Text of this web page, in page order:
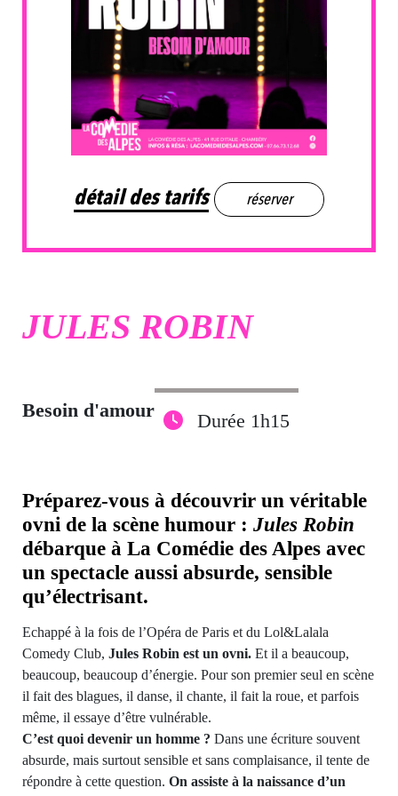
détail des tarifs réserver
JULES ROBIN
Besoin d'amour Durée 1h15
Préparez-vous à découvrir un véritable
ovni de la scène humour : Jules Robin
débarque à La Comédie des Alpes avec
un spectacle aussi absurde, sensible
qu’électrisant.
Echappé à la fois de l’Opéra de Paris et du Lol&Lalala
Comedy Club, Jules Robin est un ovni. Et il a beaucoup,
beaucoup, beaucoup d’énergie. Pour son premier seul en scène
il fait des blagues, il danse, il chante, il fait la roue, et parfois
même, il essaye d’être vulnérable.
C’est quoi devenir un homme ? Dans une écriture souvent
absurde, mais surtout sensible et sans complaisance, il tente de
répondre à cette question. On assiste à la naissance d’un